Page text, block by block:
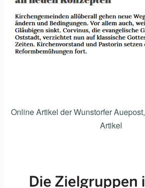
Online Artikel der Wunstorfer Auepost,
Artikel